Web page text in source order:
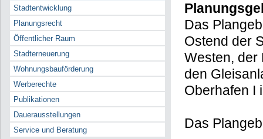
Stadtentwicklung
Planungsrecht
Öffentlicher Raum
Stadterneuerung
Wohnungsbauförderung
Werberechte
Publikationen
Dauerausstellungen
Service und Beratung
Das
Ostend der
Westen, der
den
Oberhafen I
Das